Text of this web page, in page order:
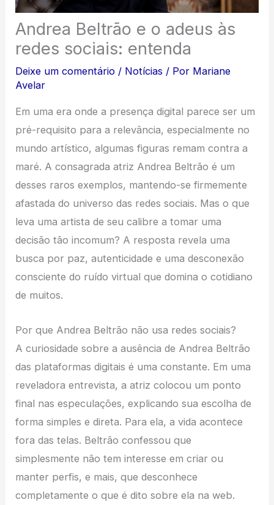
Andrea Beltrão e o adeus às
redes sociais: entenda
Deixe um comentário / Notícias / Por Mariane
Avelar
Em uma era onde a presença digital parece ser um
pré-requisito para a relevância, especialmente no
mundo artístico, algumas figuras remam contra a
maré. A consagrada atriz Andrea Beltrão é um
desses raros exemplos, mantendo-se firmemente
afastada do universo das redes sociais. Mas o que
leva uma artista de seu calibre a tomar uma
decisão tão incomum? A resposta revela uma
busca por paz, autenticidade e uma desconexão
consciente do ruído virtual que domina o cotidiano
de muitos.
Por que Andrea Beltrão não usa redes sociais?
A curiosidade sobre a ausência de Andrea Beltrão
das plataformas digitais é uma constante. Em uma
reveladora entrevista, a atriz colocou um ponto
final nas especulações, explicando sua escolha de
forma simples e direta. Para ela, a vida acontece
fora das telas. Beltrão confessou que
simplesmente não tem interesse em criar ou
manter perfis, e mais, que desconhece
completamente o que é dito sobre ela na web.